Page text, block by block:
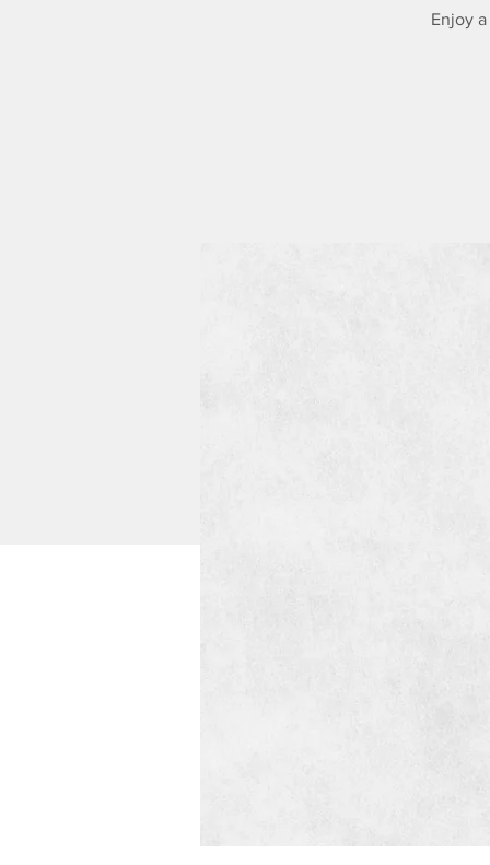
Enjoy